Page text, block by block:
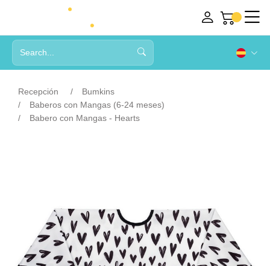
Recepción
Bumkins
Baberos con Mangas (6-24 meses)
Babero con Mangas - Hearts